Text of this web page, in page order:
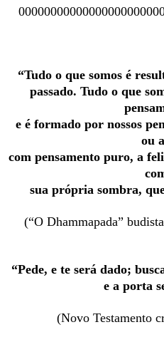
“Tudo o que somos é
passado. Tudo o que
e é formado por nossos
ou
com pensamento puro, a
sua própria sombra,
(“O Dhammapada”
“Pede, e te será dado;
e a porta
(Novo Testamento